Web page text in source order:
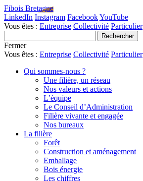
Fibois Bretagne
LinkedIn Instagram FacebookYouTube
Vous êtes : Entreprise Collectivité Particulier
Fermer
Vous êtes : Entreprise Collectivité Particulier
Qui sommes-nous ?
Une filière, un réseau
Nos valeurs et actions
L’équipe
Le Conseil d’Administration
Filière vivante et engagée
Nos bureaux
La filière
Forêt
Construction et aménagement
Emballage
Bois énergie
Les chiffres